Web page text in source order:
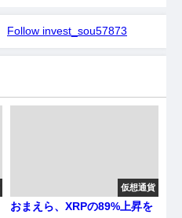
Follow invest_sou57873
仮想通貨
おまえら、XRPの89%上昇を